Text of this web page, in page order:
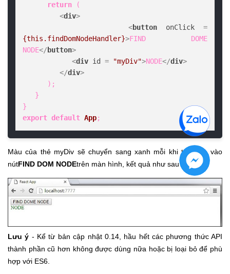
return (
<div>
<button onClick
{this.findDomNodeHandler}>FIND DOME
NODE</ button>
<div id = "myDiv">NODE</div>
</div>
export default App;
Màu của thẻ myDiv sẽ chuyển sang xanh mỗi khi ta nhấn vào
nútFIND DOM NODEtrên màn hình, kết quả như sau :
Lưu ý - Kể từ bản cập nhật 0.14, hầu hết các phương thức API
thành phần cũ hơn không được dùng nữa hoặc bị loại bỏ để phù
hợp với ES6.